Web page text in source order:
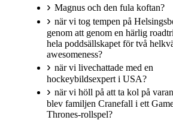
Magnus och den fula koftan?
när vi tog tempen på
genom att genom en härlig
hela poddsällskapet för två
awesomeness?
när vi livechattade med en
hockeybildsexpert i USA?
när vi höll på att ta kol på
blev familjen Cranefall i ett
Thrones-rollspel?